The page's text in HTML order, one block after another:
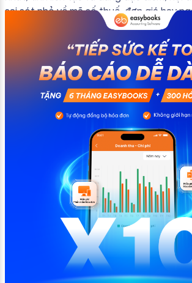
sai sót nhỏ về mã số thuế, đơn giá hay
ảnh hưởng đến quá trình quyết toán thuế
toán có thể tham khảo […]